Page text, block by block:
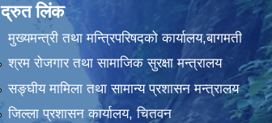
द्रुत लिंक
मुख्यमन्त्री तथा मन्त्रिपरिषदको कार्यालय,बागमती
श्रम रोजगार तथा सामाजिक सुरक्षा मन्त्रालय
सङ्‍घीय मामिला तथा सामान्य प्रशासन मन्त्रालय
जिल्ला प्रशासन कार्यालय, चितवन